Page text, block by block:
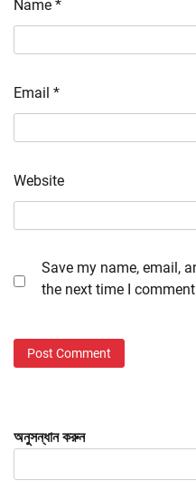
Name *
Email *
Website
Save my name, email,
the next time I
অনুসন্ধান করুন